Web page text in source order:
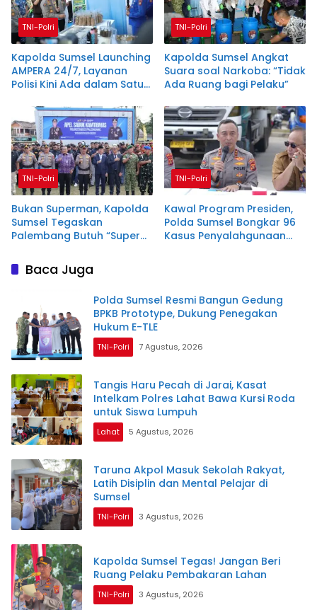
TNI-Polri
Kapolda Sumsel Launching
AMPERA 24/7, Layanan
Polisi Kini Ada dalam Satu
TNI-Polri
Kapolda Sumsel Angkat
Suara soal Narkoba: “Tidak
Ada Ruang bagi Pelaku”
TNI-Polri
Bukan Superman, Kapolda
Sumsel Tegaskan
Palembang Butuh “Super
TNI-Polri
Kawal Program Presiden,
Polda Sumsel Bongkar 96
Kasus Penyalahgunaan
Baca Juga
Polda Sumsel Resmi Bangun Gedung
BPKB Prototype, Dukung Penegakan
Hukum E-TLE
TNI-Polri 7 Agustus, 2026
Tangis Haru Pecah di Jarai, Kasat
Intelkam Polres Lahat Bawa Kursi Roda
untuk Siswa Lumpuh
Lahat 5 Agustus, 2026
Taruna Akpol Masuk Sekolah Rakyat,
Latih Disiplin dan Mental Pelajar di
Sumsel
TNI-Polri 3 Agustus, 2026
Kapolda Sumsel Tegas! Jangan Beri
Ruang Pelaku Pembakaran Lahan
TNI-Polri 3 Agustus, 2026